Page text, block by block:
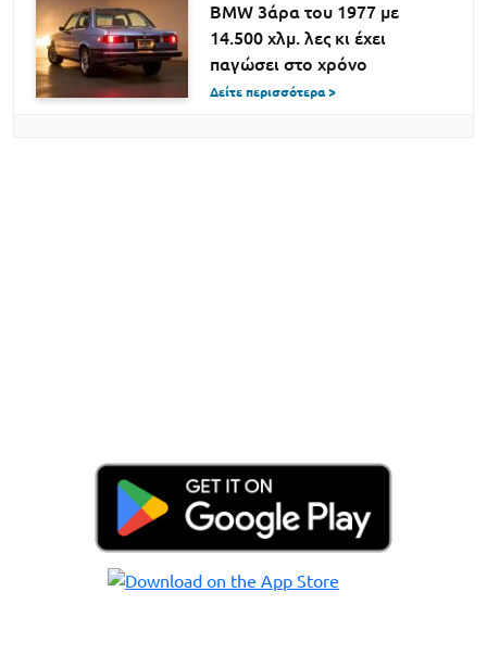
BMW 3άρα του 1977 με
14.500 χλμ. λες κι έχει
παγώσει στο χρόνο
Δείτε περισσότερα >